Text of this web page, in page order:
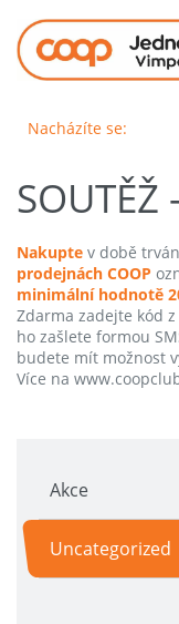
Nacházíte se:
SOUTĚŽ
Nakupte v době
prodejnách COOP
minimální hodnotě
Zdarma zadejte kód
ho zašlete formou
budete mít možnost
Více na
Akce
Uncategorized